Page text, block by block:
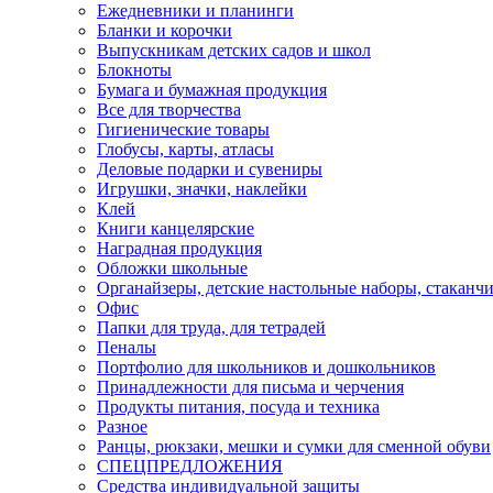
Ежедневники и планинги
Бланки и корочки
Выпускникам детских садов и школ
Блокноты
Бумага и бумажная продукция
Все для творчества
Гигиенические товары
Глобусы, карты, атласы
Деловые подарки и сувениры
Игрушки, значки, наклейки
Клей
Книги канцелярские
Наградная продукция
Обложки школьные
Органайзеры, детские настольные наборы,
Офис
Папки для труда, для тетрадей
Пеналы
Портфолио для школьников и дошкольников
Принадлежности для письма и черчения
Продукты питания, посуда и техника
Разное
Ранцы, рюкзаки, мешки и сумки для сменной обуви
СПЕЦПРЕДЛОЖЕНИЯ
Средства индивидуальной защиты